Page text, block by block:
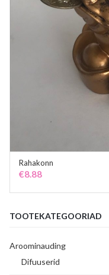
Rahakonn
€8.88
TOOTEKATEGOORIAD
Aroominauding
Difuuserid